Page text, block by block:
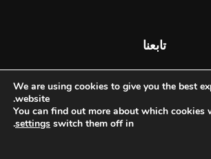
تابعنا
الوطني للمقاومة الإيرانية - 2026
We are using cookies to give you the best
website.
You can find out more about which cookies
switch them off in
settings
.